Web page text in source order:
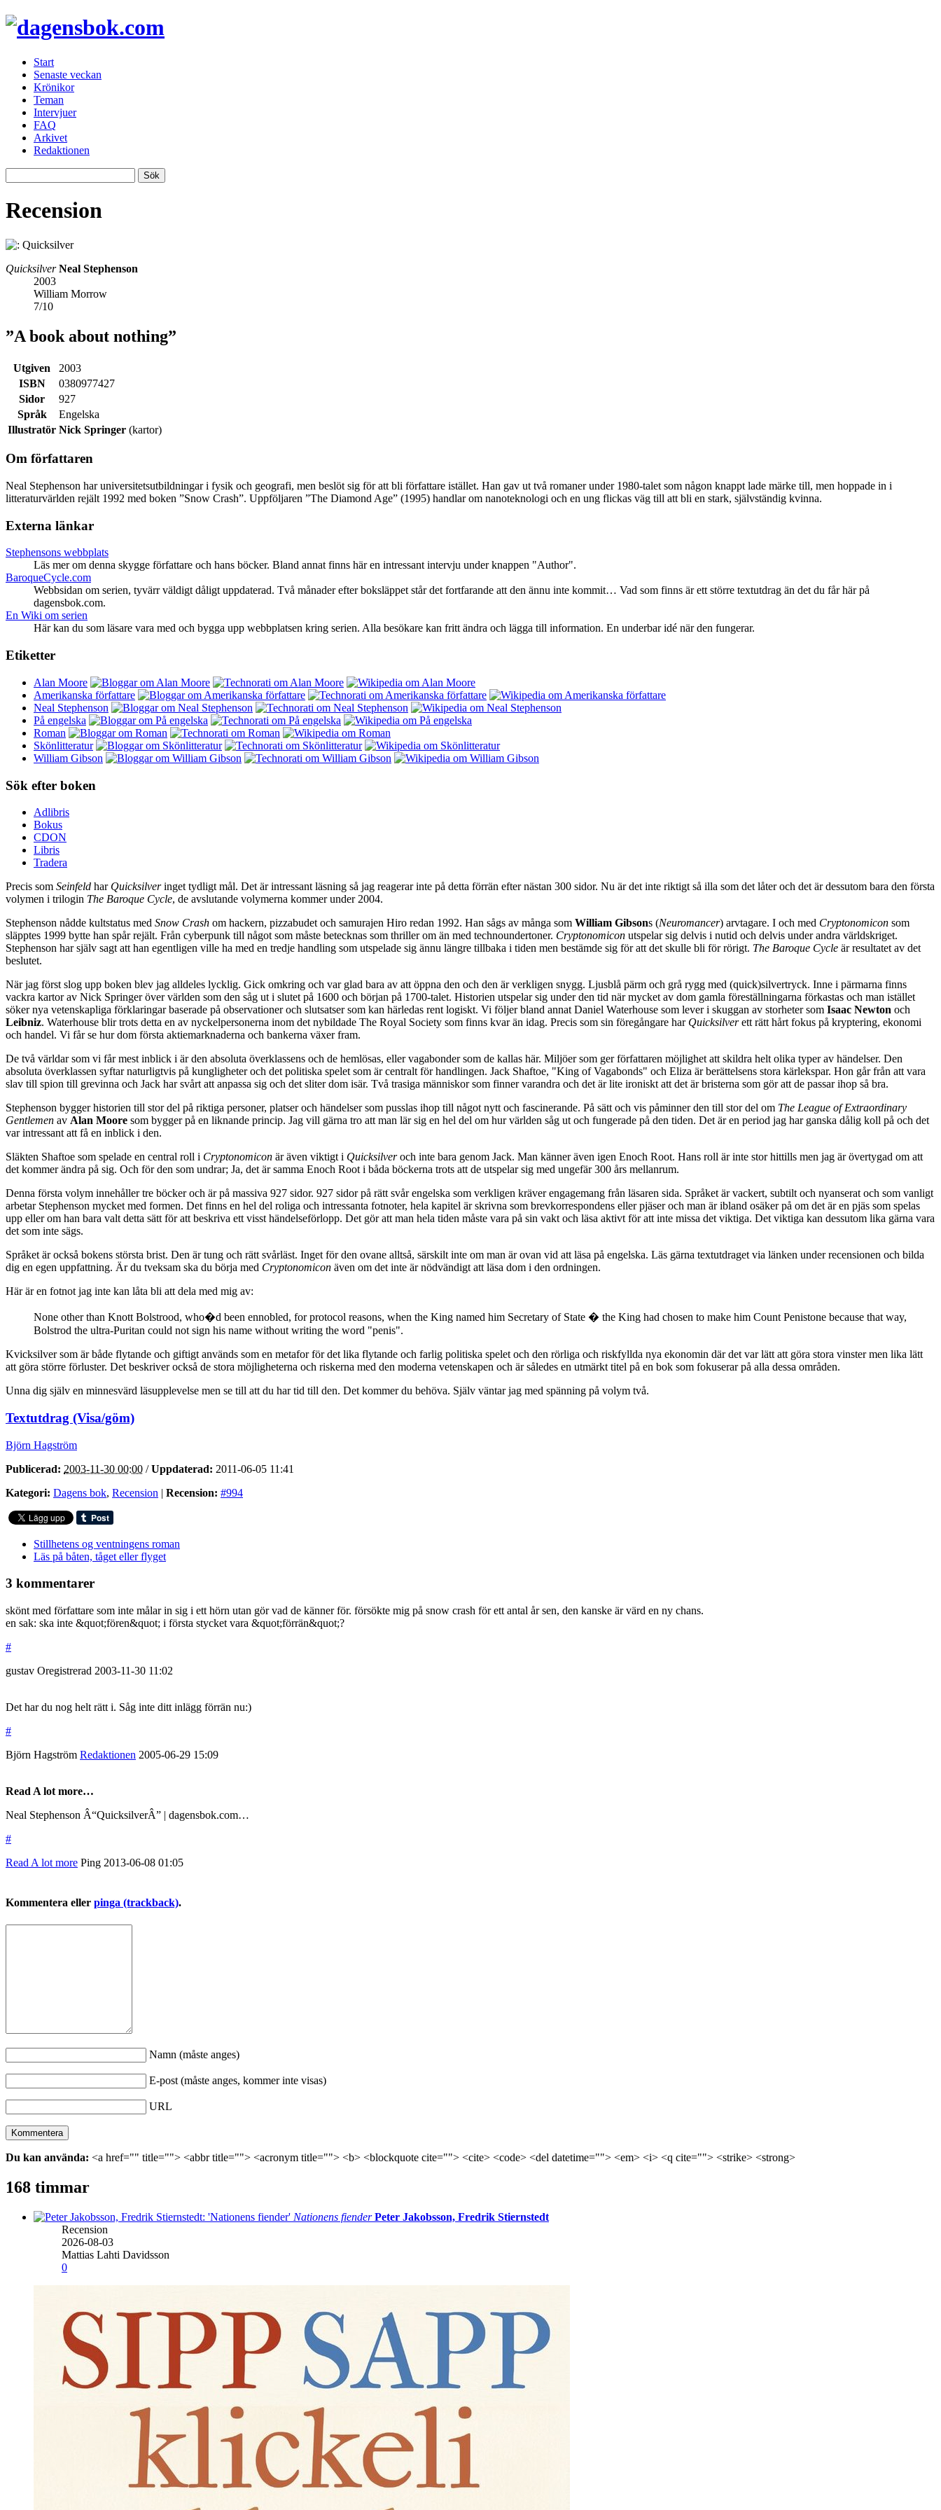
Start
Senaste veckan
Krönikor
Teman
Intervjuer
FAQ
Arkivet
Redaktionen
Recension
Quicksilver Neal Stephenson
2003
William Morrow
7/10
”A book about nothing”
Utgiven
2003
ISBN
0380977427
Sidor
927
Språk
Engelska
Illustratör Nick Springer (kartor)
Om författaren
Neal Stephenson har universitetsutbildningar i fysik och geografi, men beslöt sig för att bli författare istället. Han gav ut två romaner under 1980-talet som någon knappt lade märke till, men hoppade in i
litteraturvärlden rejält 1992 med boken ”Snow Crash”. Uppföljaren ”The Diamond Age” (1995) handlar om nanoteknologi och en ung flickas väg till att bli en stark, självständig kvinna.
Externa länkar
Stephensons webbplats
Läs mer om denna skygge författare och hans böcker. Bland annat finns här en intressant intervju under knappen "Author".
BaroqueCycle.com
Webbsidan om serien, tyvärr väldigt dåligt uppdaterad. Två månader efter boksläppet står det fortfarande att den ännu inte kommit… Vad som finns är ett större textutdrag än det du får här på
dagensbok.com.
En Wiki om serien
Här kan du som läsare vara med och bygga upp webbplatsen kring serien. Alla besökare kan fritt ändra och lägga till information. En underbar idé när den fungerar.
Etiketter
Alan Moore
Amerikanska författare
Neal Stephenson
På engelska
Roman
Skönlitteratur
William Gibson
Sök efter boken
Adlibris
Bokus
CDON
Libris
Tradera
Precis som Seinfeld har Quicksilveringet tydligt mål. Det är intressant läsning så jag reagerar inte på detta förrän efter nästan 300 sidor. Nu är det inte riktigt så illa som det låter och det är dessutom bara den första
volymen i trilogin The Baroque Cycle, de avslutande volymerna kommer under 2004.
Stephenson nådde kultstatus med Snow Crash om hackern, pizzabudet och samurajen Hiro redan 1992. Han sågs av många som William Gibsons (Neuromancer) arvtagare. I och med Cryptonomicon som
släpptes 1999 bytte han spår rejält. Från cyberpunk till något som måste betecknas som thriller om än med technoundertoner. Cryptonomicon utspelar sig delvis i nutid och delvis under andra världskriget.
Stephenson har själv sagt att han egentligen ville ha med en tredje handling som utspelade sig ännu längre tillbaka i tiden men bestämde sig för att det skulle bli för rörigt. The Baroque Cycle är resultatet av det
beslutet.
När jag först slog upp boken blev jag alldeles lycklig. Gick omkring och var glad bara av att öppna den och den är verkligen snygg. Ljusblå pärm och grå rygg med (quick)silvertryck. Inne i pärmarna finns
vackra kartor av Nick Springer över världen som den såg ut i slutet på 1600 och början på 1700-talet. Historien utspelar sig under den tid när mycket av dom gamla föreställningarna förkastas och man istället
söker nya vetenskapliga förklaringar baserade på observationer och slutsatser som kan härledas rent logiskt. Vi följer bland annat Daniel Waterhouse som lever i skuggan av storheter som Isaac Newton och
Leibniz. Waterhouse blir trots detta en av nyckelpersonerna inom det nybildade The Royal Society som finns kvar än idag. Precis som sin föregångare har Quicksilverett rätt hårt fokus på kryptering, ekonomi
och handel. Vi får se hur dom första aktiemarknaderna och bankerna växer fram.
De två världar som vi får mest inblick i är den absoluta överklassens och de hemlösas, eller vagabonder som de kallas här. Miljöer som ger författaren möjlighet att skildra helt olika typer av händelser. Den
absoluta överklassen syftar naturligtvis på kungligheter och det politiska spelet som är centralt för handlingen. Jack Shaftoe, "King of Vagabonds" och Eliza är berättelsens stora kärlekspar. Hon går från att vara
slav till spion till grevinna och Jack har svårt att anpassa sig och det sliter dom isär. Två trasiga människor som finner varandra och det är lite ironiskt att det är bristerna som gör att de passar ihop så bra.
Stephenson bygger historien till stor del på riktiga personer, platser och händelser som pusslas ihop till något nytt och fascinerande. På sätt och vis påminner den till stor del om The League of Extraordinary
Gentlemen av Alan Moore som bygger på en liknande princip. Jag vill gärna tro att man lär sig en hel del om hur världen såg ut och fungerade på den tiden. Det är en period jag har ganska dålig koll på och det
var intressant att få en inblick i den.
Släkten Shaftoe som spelade en central roll i Cryptonomicon är även viktigt i Quicksilveroch inte bara genom Jack. Man känner även igen Enoch Root. Hans roll är inte stor hittills men jag är övertygad om att
det kommer ändra på sig. Och för den som undrar; Ja, det är samma Enoch Root i båda böckerna trots att de utspelar sig med ungefär 300 års mellanrum.
Denna första volym innehåller tre böcker och är på massiva 927 sidor. 927 sidor på rätt svår engelska som verkligen kräver engagemang från läsaren sida. Språket är vackert, subtilt och nyanserat och som vanligt
arbetar Stephenson mycket med formen. Det finns en hel del roliga och intressanta fotnoter, hela kapitel är skrivna som brevkorrespondens eller pjäser och man är ibland osäker på om det är en pjäs som spelas
upp eller om han bara valt detta sätt för att beskriva ett visst händelseförlopp. Det gör att man hela tiden måste vara på sin vakt och läsa aktivt för att inte missa det viktiga. Det viktiga kan dessutom lika gärna vara
det som inte sägs.
Språket är också bokens största brist. Den är tung och rätt svårläst. Inget för den ovane alltså, särskilt inte om man är ovan vid att läsa på engelska. Läs gärna textutdraget via länken under recensionen och bilda
dig en egen uppfattning. Är du tveksam ska du börja med Cryptonomicon även om det inte är nödvändigt att läsa dom i den ordningen.
Här är en fotnot jag inte kan låta bli att dela med mig av:
None other than Knott Bolstrood, who�d been ennobled, for protocol reasons, when the King named him Secretary of State � the King had chosen to make him Count Penistone because that way,
Bolstrod the ultra-Puritan could not sign his name without writing the word "penis".
Kvicksilver som är både flytande och giftigt används som en metafor för det lika flytande och farlig politiska spelet och den rörliga och riskfyllda nya ekonomin där det var lätt att göra stora vinster men lika lätt
att göra större förluster. Det beskriver också de stora möjligheterna och riskerna med den moderna vetenskapen och är således en utmärkt titel på en bok som fokuserar på alla dessa områden.
Unna dig själv en minnesvärd läsupplevelse men se till att du har tid till den. Det kommer du behöva. Själv väntar jag med spänning på volym två.
Textutdrag (Visa/göm)
Björn Hagström
Publicerad: 2003-11-30 00:00 /Uppdaterad: 2011-06-05 11:41
Kategori: Dagens bok, Recension | Recension: #994
Stillhetens og ventningens roman
Läs på båten, tåget eller flyget
3 kommentarer
skönt med författare som inte målar in sig i ett hörn utan gör vad de känner för. försökte mig på snow crash för ett antal år sen, den kanske är värd en ny chans.
en sak: ska inte &quot;fören&quot; i första stycket vara &quot;förrän&quot;?
#
gustav Oregistrerad 2003-11-30 11:02
Det har du nog helt rätt i. Såg inte ditt inlägg förrän nu:)
#
Björn Hagström Redaktionen 2005-06-29 15:09
Read A lot more…
Neal Stephenson Â“QuicksilverÂ” | dagensbok.com…
#
Read A lot more Ping 2013-06-08 01:05
Kommentera eller pinga (trackback).
Namn (måste anges)
E-post (måste anges, kommer inte visas)
URL
Du kan använda: <a href="" title=""> <abbr title=""> <acronym title=""> <b> <blockquote cite=""> <cite> <code> <del datetime=""> <em> <i> <q cite=""> <strike> <strong>
168 timmar
Nationens fiender Peter Jakobsson, Fredrik Stiernstedt
Recension
2026-08-03
Mattias Lahti Davidsson
0